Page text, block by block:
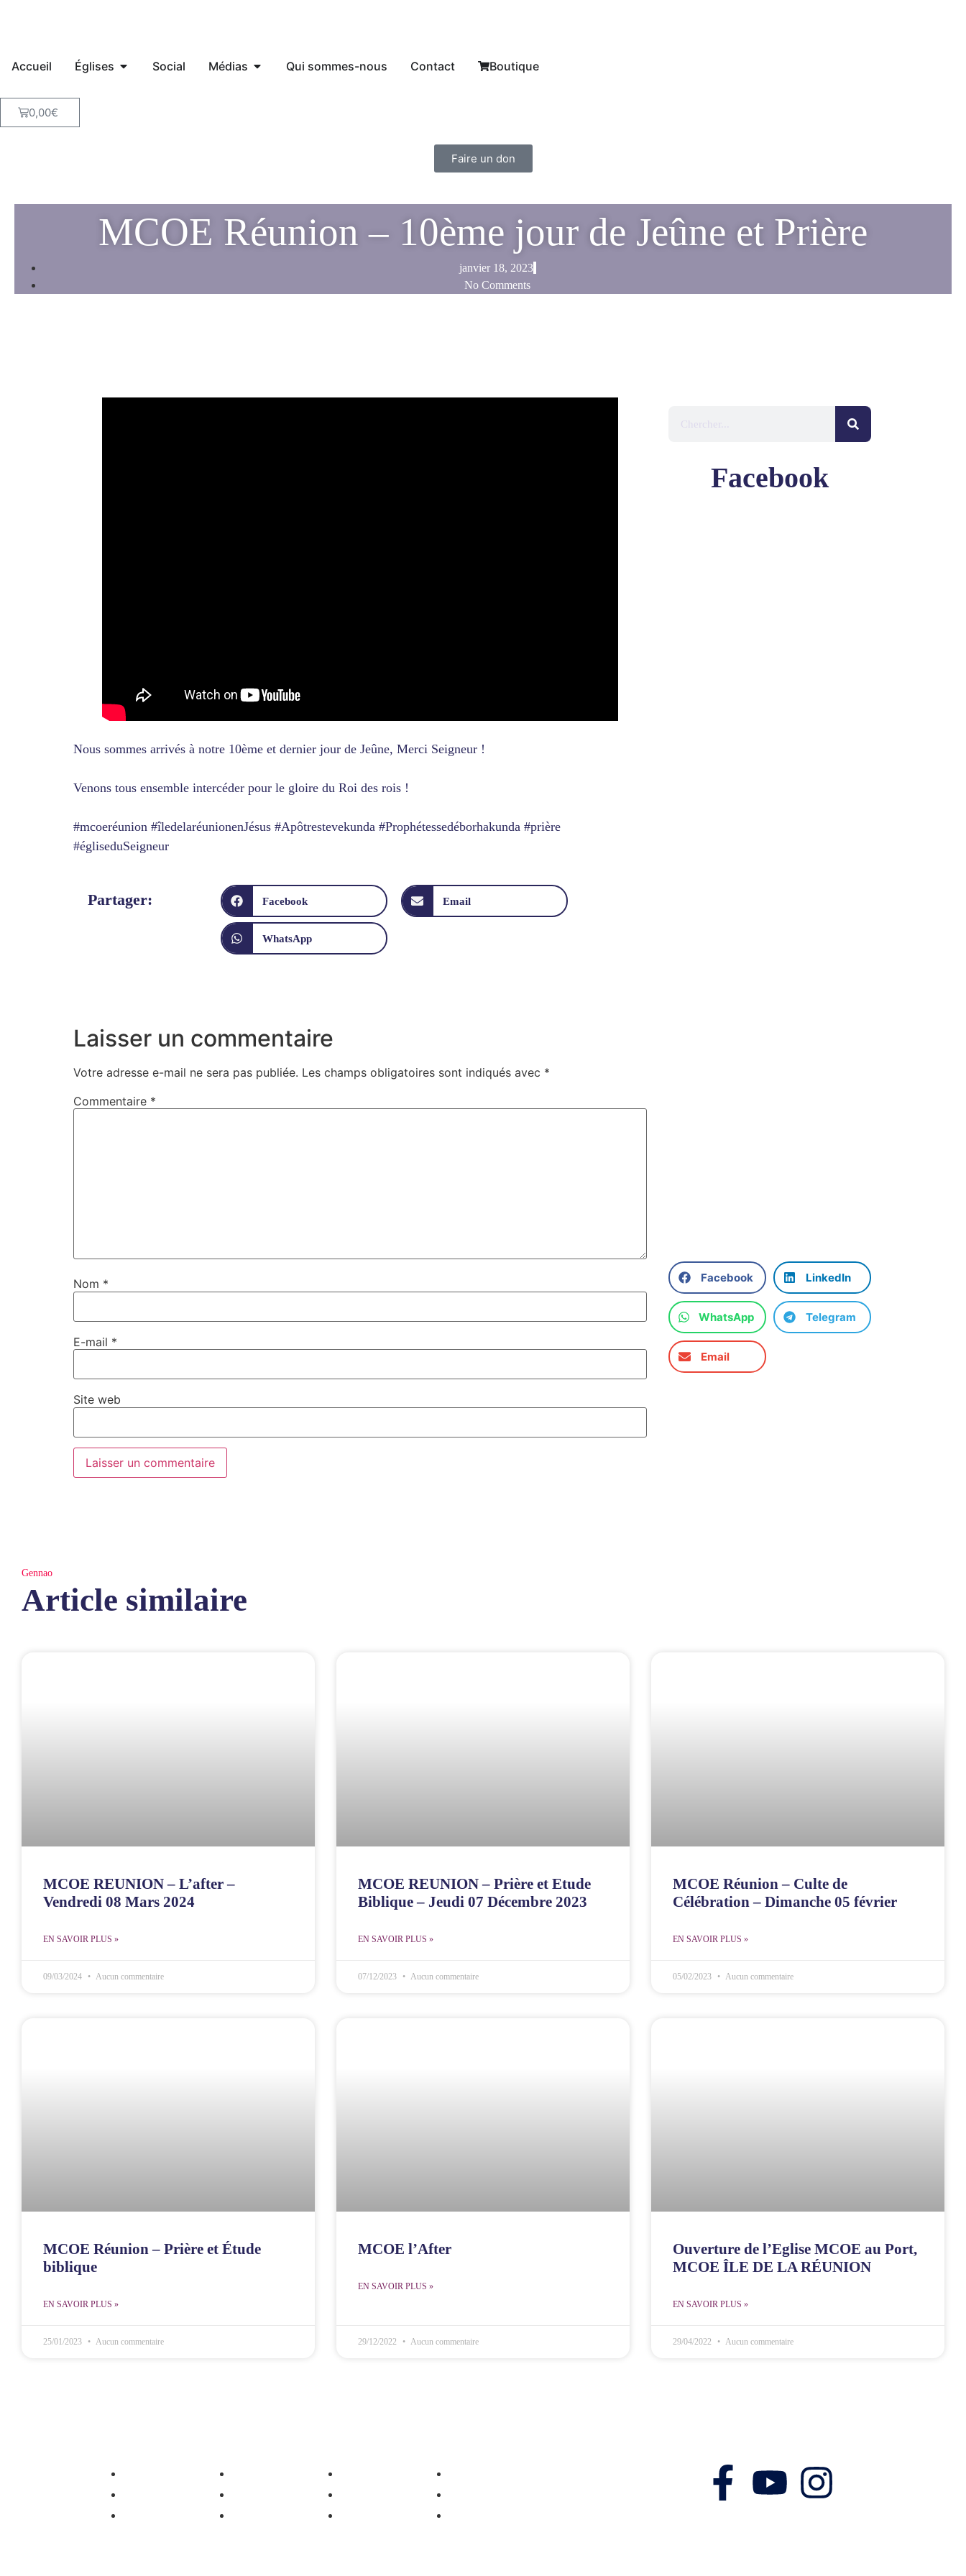
Accueil Églises Social Médias Qui sommes-nous Contact Boutique
0,00€
Faire un don
MCOE Réunion – 10ème jour de Jeûne et Prière
janvier 18, 2023
No Comments
Nous sommes arrivés à notre 10ème et dernier jour de Jeûne, Merci Seigneur !
Venons tous ensemble intercéder pour le gloire du Roi des rois !
#mcoeréunion #îledelaréunionenJésus #Apôtrestevekunda #Prophétessedéborhakunda #prière
#égliseduSeigneur
Partager: Facebook Email
WhatsApp
Laisser un commentaire
Votre adresse e-mail ne sera pas publiée. Les champs obligatoires sont indiqués avec *
Commentaire *
Nom *
E-mail *
Site web
Facebook
Facebook LinkedIn
WhatsApp Telegram
Email
Gennao
Article similaire
MCOE REUNION – L’after –
Vendredi 08 Mars 2024
EN SAVOIR PLUS »
09/03/2024 Aucun commentaire
MCOE REUNION – Prière et Etude
Biblique – Jeudi 07 Décembre 2023
EN SAVOIR PLUS »
07/12/2023 Aucun commentaire
MCOE Réunion – Culte de
Célébration – Dimanche 05 février
EN SAVOIR PLUS »
05/02/2023 Aucun commentaire
MCOE Réunion – Prière et Étude
biblique
EN SAVOIR PLUS »
25/01/2023 Aucun commentaire
MCOE l’After
EN SAVOIR PLUS »
29/12/2022 Aucun commentaire
Ouverture de l’Eglise MCOE au Port,
MCOE ÎLE DE LA RÉUNION
EN SAVOIR PLUS »
29/04/2022 Aucun commentaire